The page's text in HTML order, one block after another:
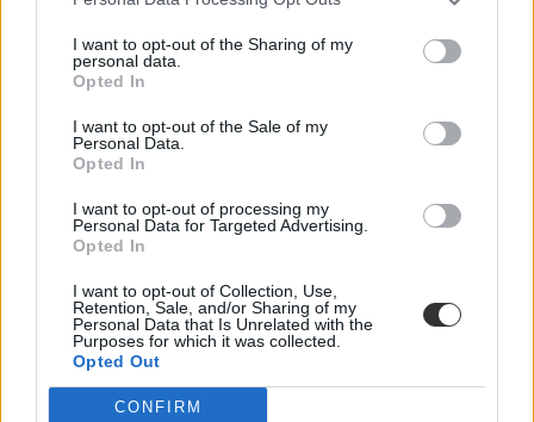
I want to opt-out of the Sharing of my
personal data.
Opted In
I want to opt-out of the Sale of my
Personal Data.
Opted In
I want to opt-out of processing my
Personal Data for Targeted Advertising.
Opted In
I want to opt-out of Collection, Use,
Retention, Sale, and/or Sharing of my
Personal Data that Is Unrelated with the
Purposes for which it was collected.
Opted Out
CONFIRM
Képzési típusok, ösztöndíjak, lehetőségek: minden,
Mi a különbség a technikum és a szakképző iskola között? Milyen
támogatások járnak a tanulóknak? Lehet-e érettségi után is szakmát
Pályakezdés
Gál Luca